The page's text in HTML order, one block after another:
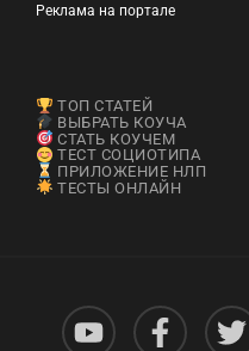
Реклама на портале
ТОП СТАТЕЙ
ВЫБРАТЬ КОУЧА
СТАТЬ КОУЧЕМ
ТЕСТ СОЦИОТИПА
ПРИЛОЖЕНИЕ НЛП
ТЕСТЫ ОНЛАЙН